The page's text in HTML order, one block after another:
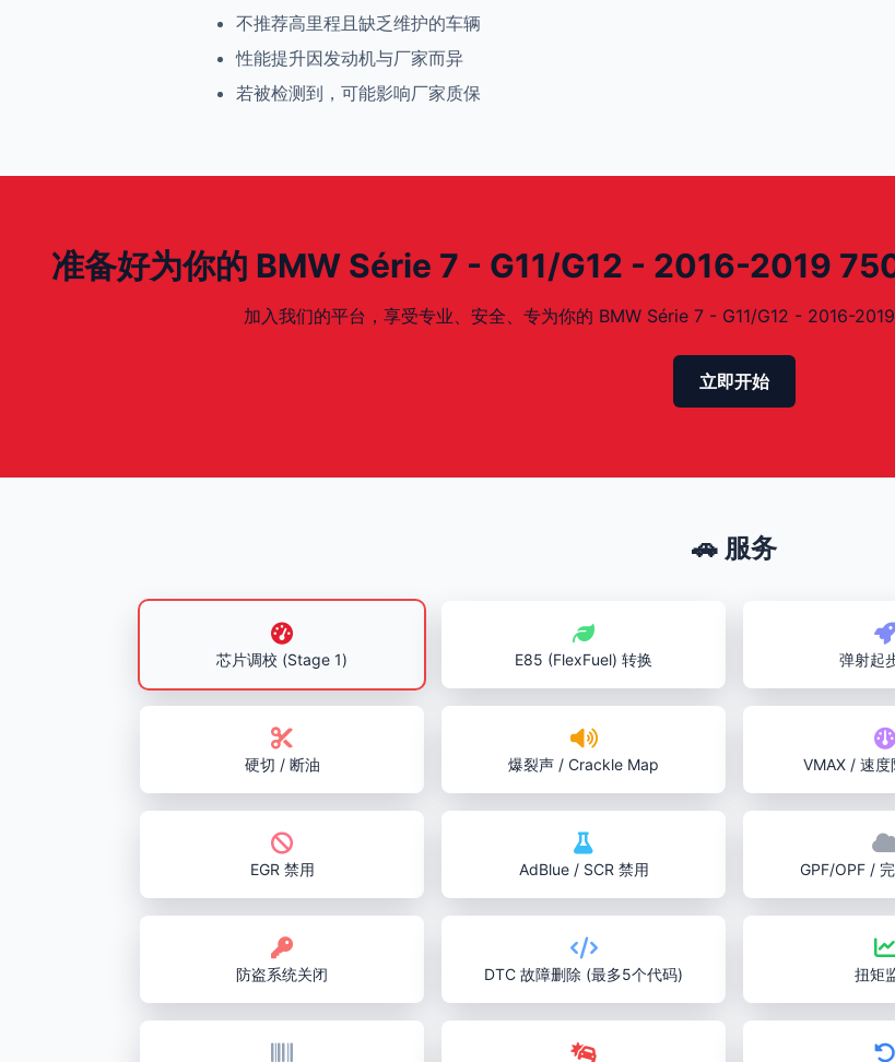
不推荐高里程且缺乏维护的车辆
性能提升因发动机与厂家而异
若被检测到，可能影响厂家质保
准备好为你的 BMW Série 7 - G11/G12 - 2016-2019
加入我们的平台，享受专业、安全、专为你的 BMW Série 7 - G11/G12 - 2016-
立即开始
🚗 服务
芯片调校 (Stage 1) E85 (FlexFuel) 转换 弹射起
硬切 / 断油 爆裂声 / Crackle Map VMAX / 速度
EGR 禁用 AdBlue / SCR 禁用 GPF/OPF /
防盗系统关闭 DTC 故障删除 (最多5个代码) 扭矩